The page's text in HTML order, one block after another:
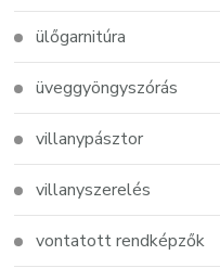
ülőgarnitúra
üveggyöngyszórás
villanypásztor
villanyszerelés
vontatott rendképzők